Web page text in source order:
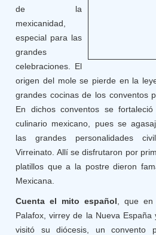
de la
mexicanidad,
especial para las
grandes
celebraciones. El
origen del mole se pierde en la
grandes cocinas de los conventos
En dichos conventos se
culinario mexicano, pues se
las grandes personalidades
Virreinato. Allí se disfrutaron por
platillos que a la postre dieron
Mexicana.
Cuenta el mito español , que
Palafox, virrey de la Nueva España
visitó su diócesis, un convento